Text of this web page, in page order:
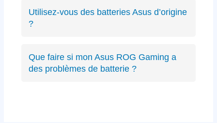
Zephyrus, TUF Gaming, ExpertBook, ProArt,
récents ou anciens. Expertise complète sur
Utilisez-vous des batteries Asus d’origine
?
équivalents certifiés aux mêmes spécifications
techniques et de qualité équivalente.
Que faire si mon Asus ROG Gaming a
des problèmes de batterie ?